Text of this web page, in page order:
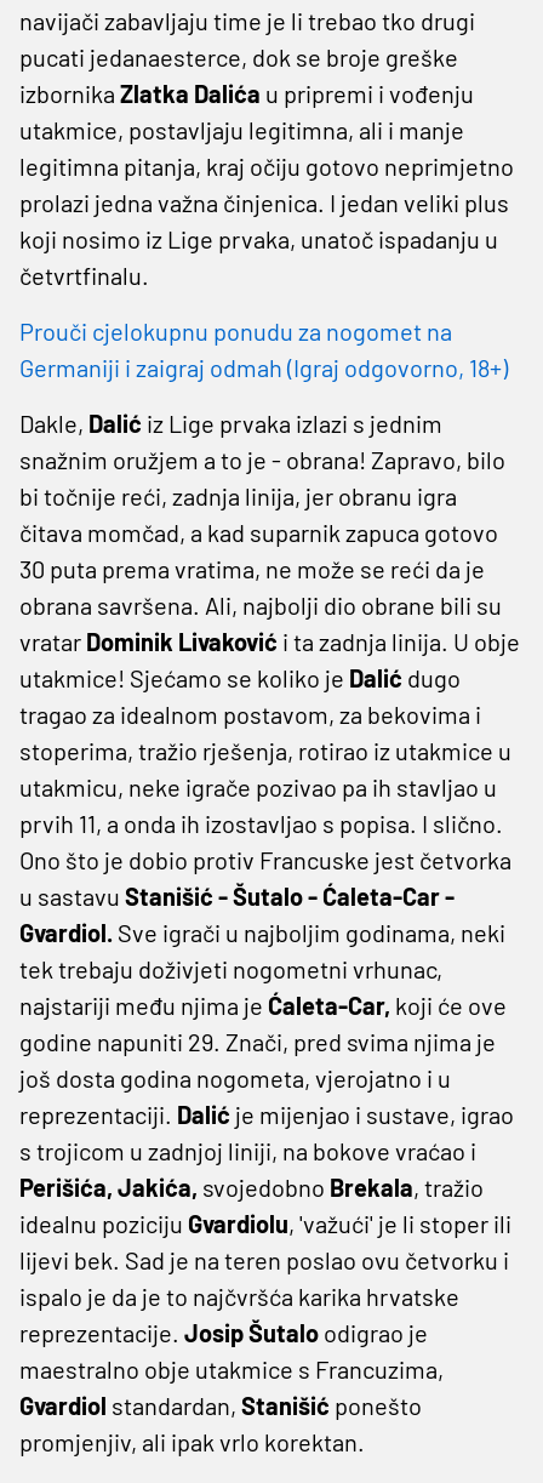
navijači zabavljaju time je li trebao tko drugi
pucati jedanaesterce, dok se broje greške
izbornika Zlatka Dalića u pripremi i vođenju
utakmice, postavljaju legitimna, ali i manje
legitimna pitanja, kraj očiju gotovo neprimjetno
prolazi jedna važna činjenica. I jedan veliki plus
koji nosimo iz Lige prvaka, unatoč ispadanju u
četvrtfinalu.
Prouči cjelokupnu ponudu za nogomet na
Germaniji i zaigraj odmah (Igraj odgovorno, 18+)
Dakle, Dalić iz Lige prvaka izlazi s jednim
snažnim oružjem a to je - obrana! Zapravo, bilo
bi točnije reći, zadnja linija, jer obranu igra
čitava momčad, a kad suparnik zapuca gotovo
30 puta prema vratima, ne može se reći da je
obrana savršena. Ali, najbolji dio obrane bili su
vratar Dominik Livaković i ta zadnja linija. U obje
utakmice! Sjećamo se koliko je Dalić dugo
tragao za idealnom postavom, za bekovima i
stoperima, tražio rješenja, rotirao iz utakmice u
utakmicu, neke igrače pozivao pa ih stavljao u
prvih 11, a onda ih izostavljao s popisa. I slično.
Ono što je dobio protiv Francuske jest četvorka
u sastavu Stanišić - Šutalo - Ćaleta-Car -
Gvardiol. Sve igrači u najboljim godinama, neki
tek trebaju doživjeti nogometni vrhunac,
najstariji među njima je Ćaleta-Car, koji će ove
godine napuniti 29. Znači, pred svima njima je
još dosta godina nogometa, vjerojatno i u
reprezentaciji. Dalić je mijenjao i sustave, igrao
s trojicom u zadnjoj liniji, na bokove vraćao i
Perišića, Jakića, svojedobno Brekala, tražio
idealnu poziciju Gvardiolu, 'važući' je li stoper ili
lijevi bek. Sad je na teren poslao ovu četvorku i
ispalo je da je to najčvršća karika hrvatske
reprezentacije. Josip Šutalo odigrao je
maestralno obje utakmice s Francuzima,
Gvardiol standardan, Stanišić ponešto
promjenjiv, ali ipak vrlo korektan.